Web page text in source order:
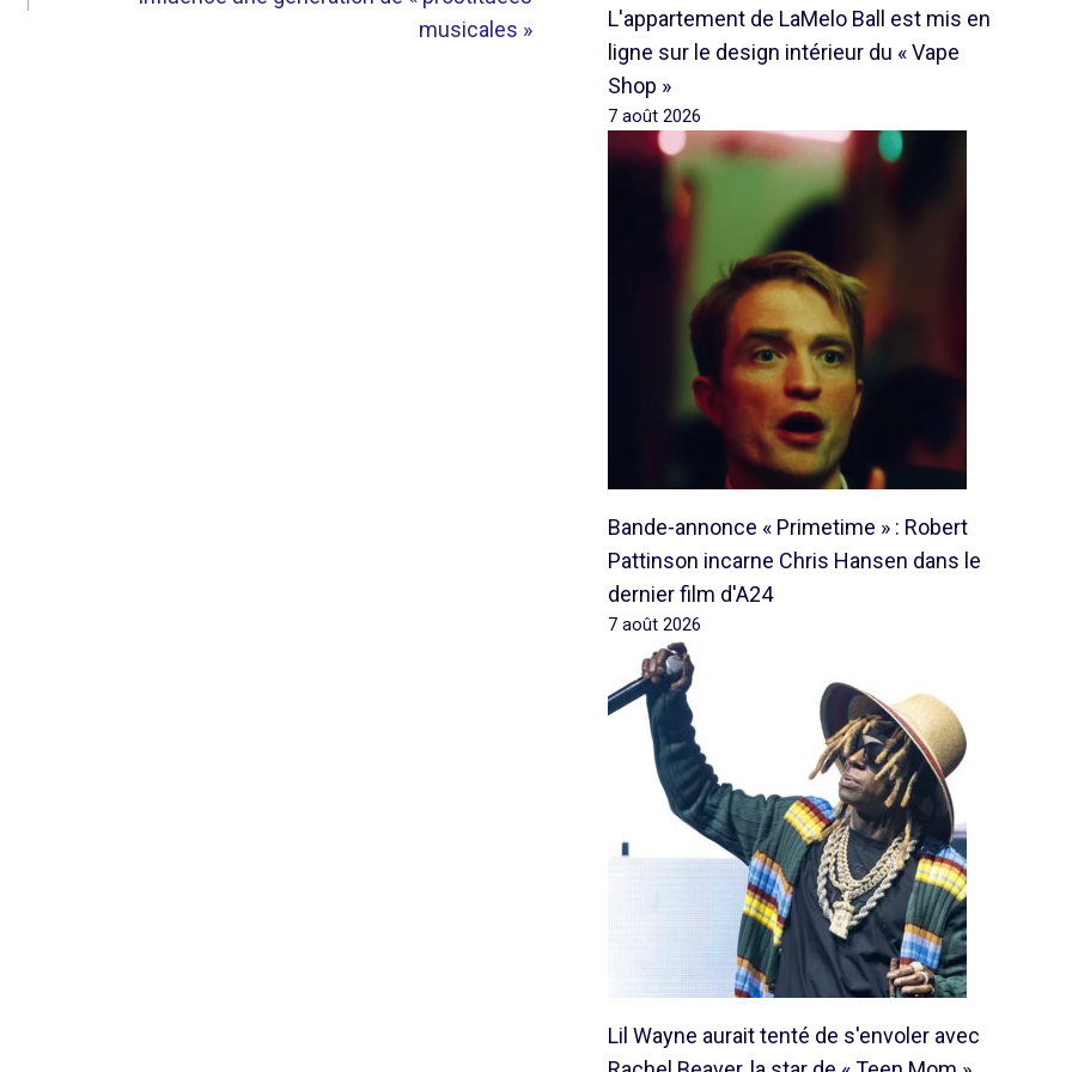
musicales »
L'appartement de LaMelo Ball est mis en
ligne sur le design intérieur du « Vape
Shop »
7 août 2026
Bande-annonce « Primetime » : Robert
Pattinson incarne Chris Hansen dans le
dernier film d'A24
7 août 2026
Lil Wayne aurait tenté de s'envoler avec